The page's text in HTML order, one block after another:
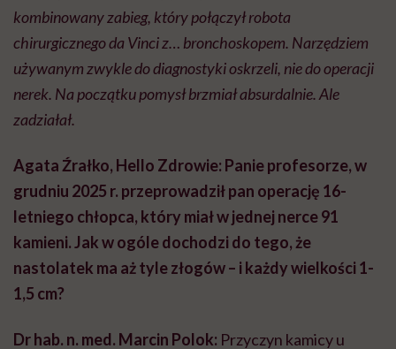
kombinowany zabieg, który połączył robota
chirurgicznego da Vinci z… bronchoskopem. Narzędziem
używanym zwykle do diagnostyki oskrzeli, nie do operacji
nerek. Na początku pomysł brzmiał absurdalnie. Ale
zadziałał.
Agata Źrałko, Hello Zdrowie: Panie profesorze, w
grudniu 2025 r. przeprowadził pan operację 16-
letniego chłopca, który miał w jednej nerce 91
kamieni. Jak w ogóle dochodzi do tego, że
nastolatek ma aż tyle złogów – i każdy wielkości 1-
1,5 cm?
Dr hab. n. med. Marcin Polok: Przyczyn kamicy u